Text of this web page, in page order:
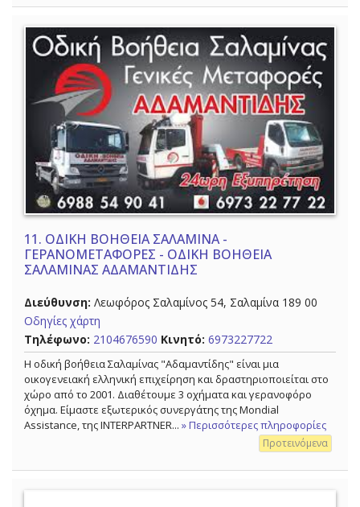
11. ΟΔΙΚΗ ΒΟΗΘΕΙΑ ΣΑΛΑΜΙΝΑ -
ΓΕΡΑΝΟΜΕΤΑΦΟΡΕΣ - ΟΔΙΚΗ ΒΟΗΘΕΙΑ
ΣΑΛΑΜΙΝΑΣ ΑΔΑΜΑΝΤΙΔΗΣ
Διεύθυνση: Λεωφόρος Σαλαμίνος 54, Σαλαμίνα 189 00
Οδηγίες χάρτη
Τηλέφωνο: 2104676590 Κινητό: 6973227722
Η οδική βοήθεια Σαλαμίνας "Αδαμαντίδης" είναι μια
οικογενειακή ελληνική επιχείρηση και δραστηριοποιείται στο
χώρο από το 2001. Διαθέτουμε 3 οχήματα και γερανοφόρο
όχημα. Είμαστε εξωτερικός συνεργάτης της Mondial
Assistance, της INTERPARTNER... » Περισσότερες πληροφορίες
Προτεινόμενα